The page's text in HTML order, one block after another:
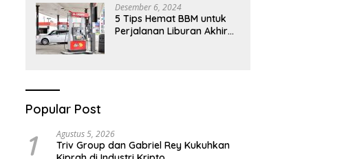
Desember 6, 2024
5 Tips Hemat BBM untuk
Perjalanan Liburan Akhir
Popular Post
1 Agustus 5, 2026
Triv Group dan Gabriel Rey Kukuhkan